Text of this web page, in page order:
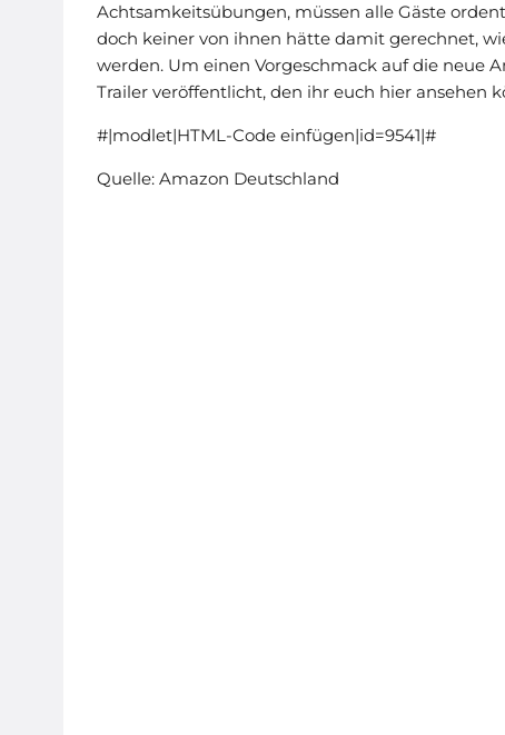
Achtsamkeitsübungen, müssen alle Gäste
doch keiner von ihnen hätte damit gerechnet,
werden. Um einen Vorgeschmack auf die neue
Trailer veröffentlicht, den ihr euch hier ansehen
#|modlet|HTML-Code einfügen|id=9541|#
Quelle: Amazon Deutschland